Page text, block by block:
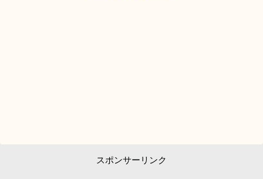
スポンサーリンク